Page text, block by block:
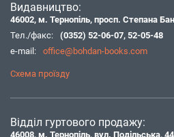
Видавництво:
46002, м. Тернопіль, просп. Степана
Тел./факс:
(0352) 52-06-07, 52-05-48
e-mail:
office@bohdan-books.com
Схема проїзду
Відділ гуртового продажу:
46008, м. Тернопіль, вул. Подільська, 44